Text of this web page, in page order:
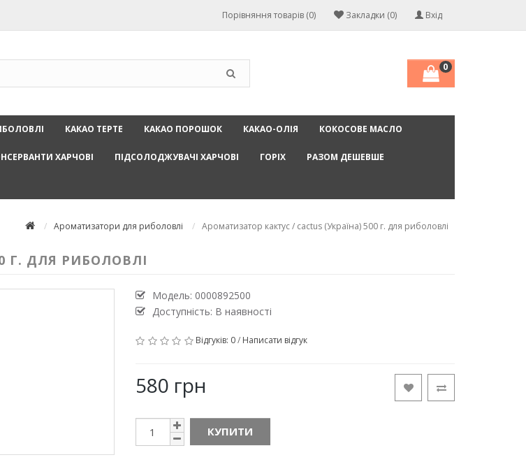
Вхід
Закладки (0)
Порівняння товарів (0)
0
КАКАО ТЕРТЕ КАКАО ПОРОШОК КАКАО-ОЛІЯ КОКОСОВЕ МАСЛО
ХАРЧОВІ ПІДСОЛОДЖУВАЧІ ХАРЧОВІ ГОРІХ РАЗОМ ДЕШЕВШЕ
Ароматизатори для риболовлі Ароматизатор кактус / cactus (Україна) 500 г. для риболовлі
Г. ДЛЯ РИБОЛОВЛІ
Модель: 0000892500
Доступність: В наявності
Відгуків: 0/ Написати відгук
580 грн
КУПИТИ